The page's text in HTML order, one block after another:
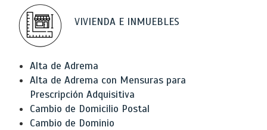
VIVIENDA E INMUEBLES
Alta de Adrema
Alta de Adrema con Mensuras para
Prescripción Adquisitiva
Cambio de Domicilio Postal
Cambio de Dominio